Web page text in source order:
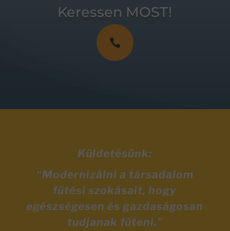
Keressen MOST!

Küldetésünk:
“Modernizálni a társadalom
fűtési szokásait, hogy
egészségesen és gazdaságosan
tudjanak fűteni.”